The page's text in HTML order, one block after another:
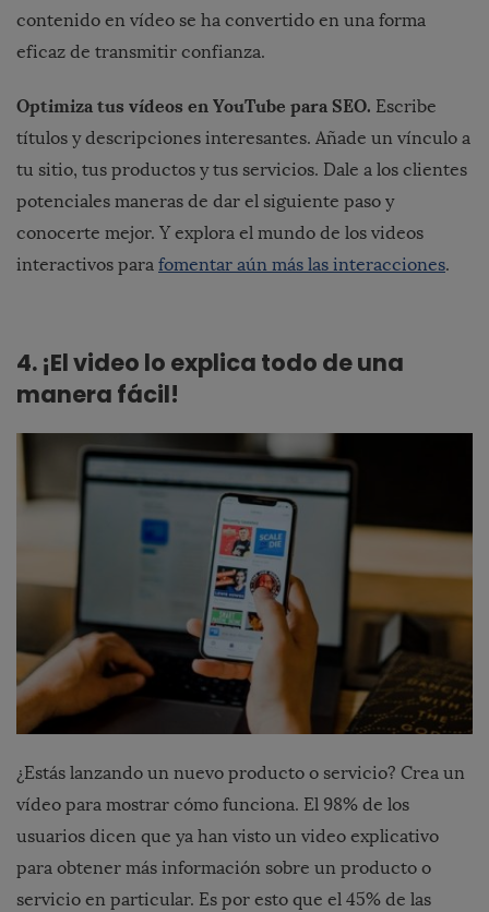
contenido en vídeo se ha convertido en una forma
eficaz de transmitir confianza.
Optimiza tus vídeos en YouTube para SEO. Escribe
títulos y descripciones interesantes. Añade un vínculo a
tu sitio, tus productos y tus servicios. Dale a los clientes
potenciales maneras de dar el siguiente paso y
conocerte mejor. Y explora el mundo de los videos
interactivos para fomentar aún más las interacciones.
4. ¡El video lo explica todo de una
manera fácil!
¿Estás lanzando un nuevo producto o servicio? Crea un
vídeo para mostrar cómo funciona. El 98% de los
usuarios dicen que ya han visto un video explicativo
para obtener más información sobre un producto o
servicio en particular. Es por esto que el 45% de las